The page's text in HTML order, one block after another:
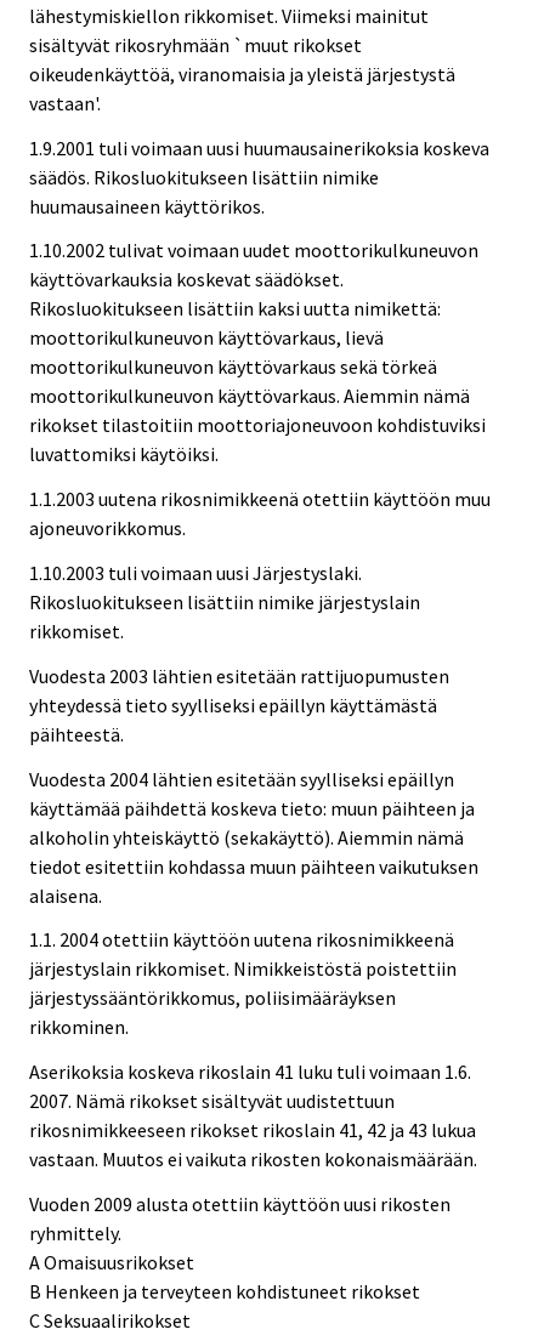
lähestymiskiellon rikkomiset. Viimeksi mainitut
sisältyvät rikosryhmään `muut rikokset
oikeudenkäyttöä, viranomaisia ja yleistä järjestystä
vastaan'.
1.9.2001 tuli voimaan uusi huumausainerikoksia koskeva
säädös. Rikosluokitukseen lisättiin nimike
huumausaineen käyttörikos.
1.10.2002 tulivat voimaan uudet moottorikulkuneuvon
käyttövarkauksia koskevat säädökset.
Rikosluokitukseen lisättiin kaksi uutta nimikettä:
moottorikulkuneuvon käyttövarkaus, lievä
moottorikulkuneuvon käyttövarkaus sekä törkeä
moottorikulkuneuvon käyttövarkaus. Aiemmin nämä
rikokset tilastoitiin moottoriajoneuvoon kohdistuviksi
luvattomiksi käytöiksi.
1.1.2003 uutena rikosnimikkeenä otettiin käyttöön muu
ajoneuvorikkomus.
1.10.2003 tuli voimaan uusi Järjestyslaki.
Rikosluokitukseen lisättiin nimike järjestyslain
rikkomiset.
Vuodesta 2003 lähtien esitetään rattijuopumusten
yhteydessä tieto syylliseksi epäillyn käyttämästä
päihteestä.
Vuodesta 2004 lähtien esitetään syylliseksi epäillyn
käyttämää päihdettä koskeva tieto: muun päihteen ja
alkoholin yhteiskäyttö (sekakäyttö). Aiemmin nämä
tiedot esitettiin kohdassa muun päihteen vaikutuksen
alaisena.
1.1. 2004 otettiin käyttöön uutena rikosnimikkeenä
järjestyslain rikkomiset. Nimikkeistöstä poistettiin
järjestyssääntörikkomus, poliisimääräyksen
rikkominen.
Aserikoksia koskeva rikoslain 41 luku tuli voimaan 1.6.
2007. Nämä rikokset sisältyvät uudistettuun
rikosnimikkeeseen rikokset rikoslain 41, 42 ja 43 lukua
vastaan. Muutos ei vaikuta rikosten kokonaismäärään.
Vuoden 2009 alusta otettiin käyttöön uusi rikosten
ryhmittely.
A Omaisuusrikokset
B Henkeen ja terveyteen kohdistuneet rikokset
C Seksuaalirikokset